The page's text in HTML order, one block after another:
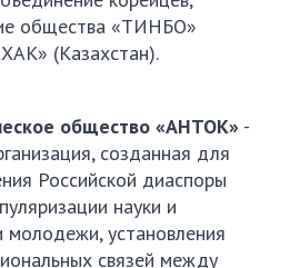
общества «ТИНБО»
(Казахстан).
общество «АНТОК» -
созданная для
Российской диаспоры
науки и
молодежи, установления
связей между